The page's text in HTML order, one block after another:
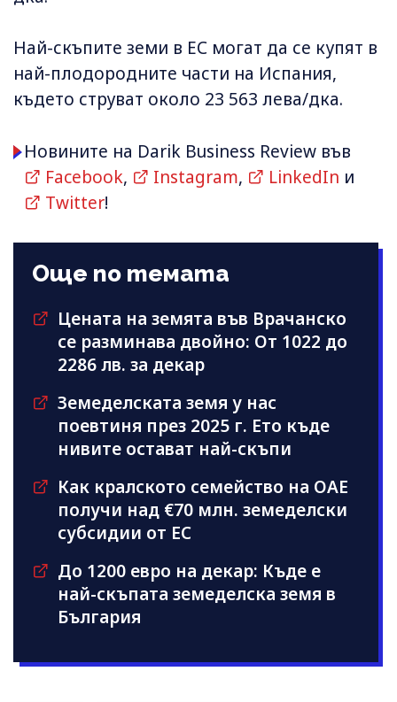
Най-скъпите земи в ЕС могат да се купят в
най-плодородните части на Испания,
където струват около 23 563 лева/дка.
Новините на Darik Business Review във
Facebook, Instagram, LinkedIn и
Twitter!
Още по темата
Цената на земята във Врачанско
се разминава двойно: От 1022 до
2286 лв. за декар
Земеделската земя у нас
поевтиня през 2025 г. Ето къде
нивите остават най-скъпи
Как кралското семейство на ОАЕ
получи над €70 млн. земеделски
субсидии от ЕС
До 1200 евро на декар: Къде е
най-скъпата земеделска земя в
България